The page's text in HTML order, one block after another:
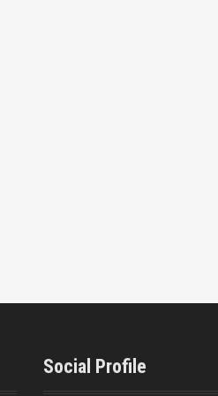
Social Profile